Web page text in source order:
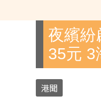
夜繽紛
35元 3
港聞